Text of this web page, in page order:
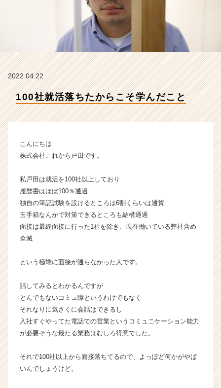
の
イ
イ
ン
チ
企
か
ら
ス
ウ
ト
く
活
サ
イ
ト
チ
ア
ャ
2022.04.22
100社就活落ちたからこそ学んだこと
こんにちは
株式会社これから戸田です。
私戸田は就活を100社以上しており
履歴書はほぼ100％通過
独自の筆記試験を設けるところは6割くらいは通貨
玉手箱なんかで対策できるところも結構通過
面接は最終面接に行った1社を除き、現在働いている弊社含め
全滅
という極端に面接が通らなかった人です。
話してみるとわかるんですが
とんでもないコミュ障というわけでもなく
それなりに気さくに会話はできるし
入社すぐやってた電話での営業というコミュニケーション能力
が必要そうな最たる業務はむしろ得意でした。
それで100社以上から面接落ちてるので、よっぽど何かがやば
いんでしょうけど。